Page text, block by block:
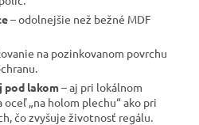
– odolnejšie než bežné MDF
na pozinkovanom povrchu
pod lakom– aj pri lokálnom
„na holom plechu“ ako pri
čo zvyšuje životnosť regálu.